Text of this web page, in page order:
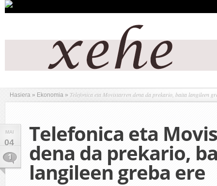
Hasiera » Ekonomia » Telefonica eta Movistarren dena da prekario, baita langileen
MAI
04
1
Telefonica eta
dena da prekario,
langileen greba ere